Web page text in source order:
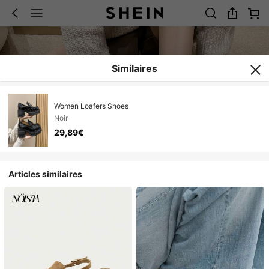
Similaires
Women Loafers Shoes
Noir
29,89€
Articles similaires